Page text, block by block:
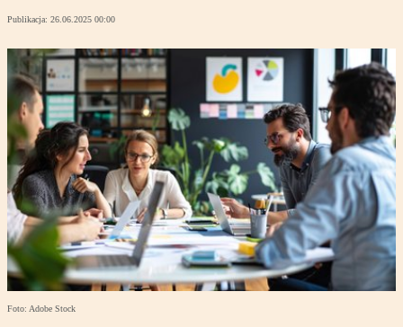
Publikacja: 26.06.2025 00:00
Foto: Adobe Stock